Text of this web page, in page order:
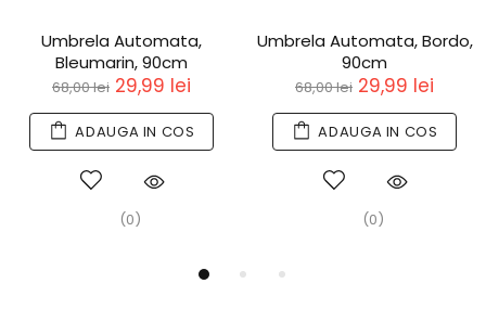
Umbrela Automata,
Bleumarin, 90cm
68,00 lei 29,99 lei
ADAUGA IN COS
(0)
Umbrela Automata, Bordo,
90cm
68,00 lei 29,99 lei
ADAUGA IN COS
(0)